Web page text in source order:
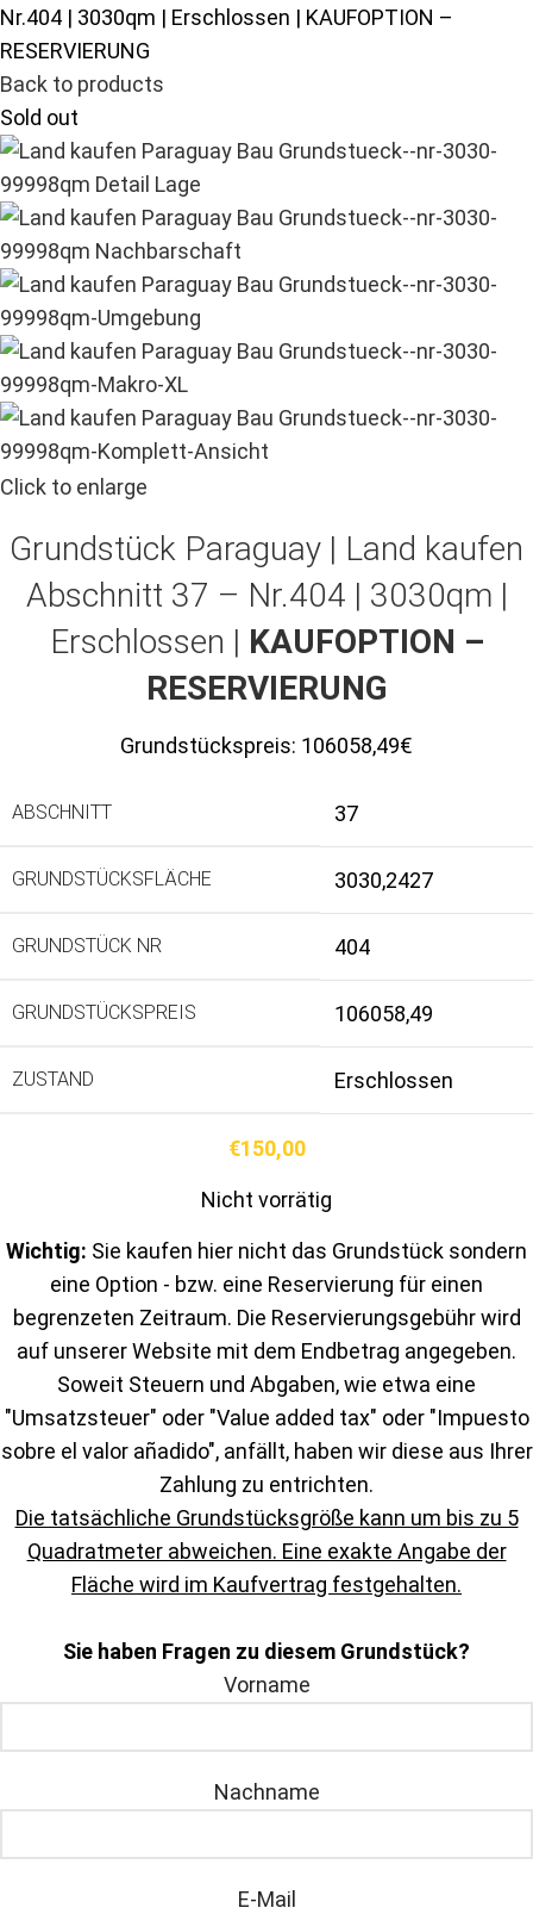
Nr.404 | 3030qm | Erschlossen | KAUFOPTION –
RESERVIERUNG
Back to products
Sold out
Click to enlarge
Grundstück Paraguay | Land kaufen
Abschnitt 37 – Nr.404 | 3030qm |
Erschlossen | KAUFOPTION –
RESERVIERUNG
Grundstückspreis: 106058,49€
ABSCHNITT 37
GRUNDSTÜCKSFLÄCHE 3030,2427
GRUNDSTÜCK NR 404
GRUNDSTÜCKSPREIS 106058,49
ZUSTAND Erschlossen
€150,00
Nicht vorrätig
Wichtig: Sie kaufen hier nicht das Grundstück sondern
eine Option - bzw. eine Reservierung für einen
begrenzeten Zeitraum. Die Reservierungsgebühr wird
auf unserer Website mit dem Endbetrag angegeben.
Soweit Steuern und Abgaben, wie etwa eine
"Umsatzsteuer" oder "Value added tax" oder "Impuesto
sobre el valor añadido", anfällt, haben wir diese aus Ihrer
Zahlung zu entrichten.
Die tatsächliche Grundstücksgröße kann um bis zu 5
Quadratmeter abweichen. Eine exakte Angabe der
Fläche wird im Kaufvertrag festgehalten.
Sie haben Fragen zu diesem Grundstück?
Vorname
Nachname
E-Mail